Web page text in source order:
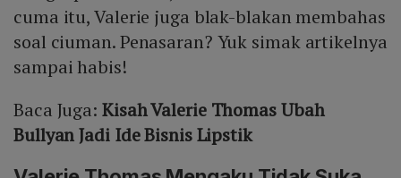
cuma itu, Valerie juga blak-blakan membahas
soal ciuman. Penasaran? Yuk simak artikelnya
sampai habis!
Baca Juga: Kisah Valerie Thomas Ubah
Bullyan Jadi Ide Bisnis Lipstik